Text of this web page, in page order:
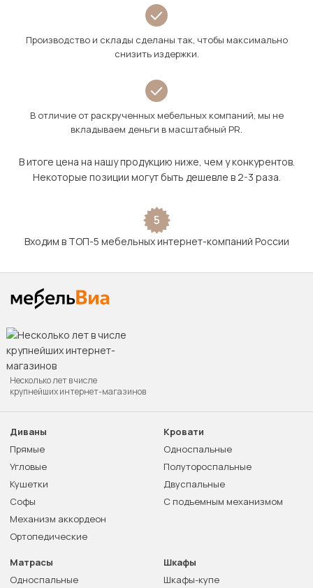
Производство и склады сделаны так, чтобы максимально
снизить издержки.
В отличие от раскрученных мебельных компаний, мы не
вкладываем деньги в масштабный PR.
В итоге цена на нашу продукцию ниже, чем у конкурентов.
Некоторые позиции могут быть дешевле в 2-3 раза.
5
Входим в ТОП-5 мебельных интернет-компаний России
Несколько лет в числе
крупнейших интернет-магазинов
Диваны
Прямые
Угловые
Кушетки
Софы
Механизм аккордеон
Ортопедические
Кровати
Односпальные
Полутороспальные
Двуспальные
С подъемным механизмом
Матрасы
Односпальные
Шкафы
Шкафы-купе